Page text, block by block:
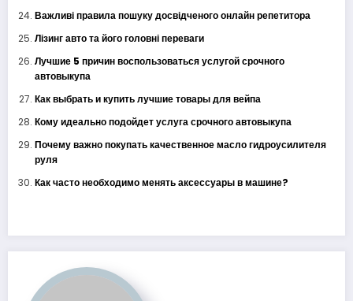
Важливі правила пошуку досвідченого онлайн репетитора
Лізинг авто та його головні переваги
Лучшие 5 причин воспользоваться услугой срочного
автовыкупа
Как выбрать и купить лучшие товары для вейпа
Кому идеально подойдет услуга срочного автовыкупа
Почему важно покупать качественное масло гидроусилителя
руля
Как часто необходимо менять аксессуары в машине?